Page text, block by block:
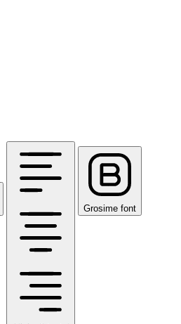
Grosime font